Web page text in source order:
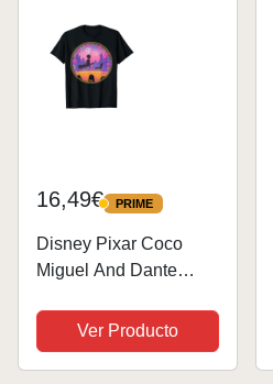
16,49€ PRIME
PRIME
Disney Pixar Coco
Miguel And Dante
CamisetaVer Producto